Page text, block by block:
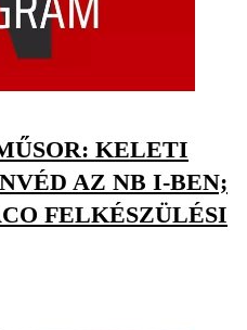
KELETI
AZ NB I-BEN;
FELKÉSZÜLÉSI